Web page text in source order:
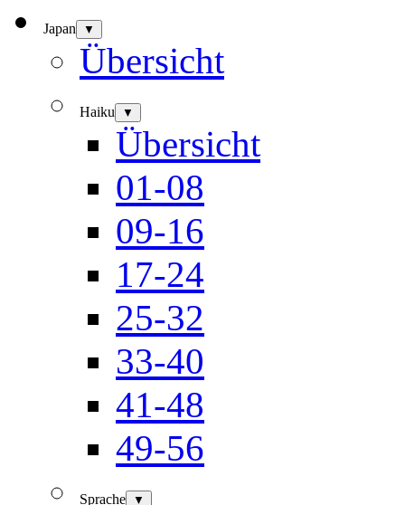
Japan ▼
Übersicht
Haiku ▼
Übersicht
01-08
09-16
17-24
25-32
33-40
41-48
49-56
Sprache ▼